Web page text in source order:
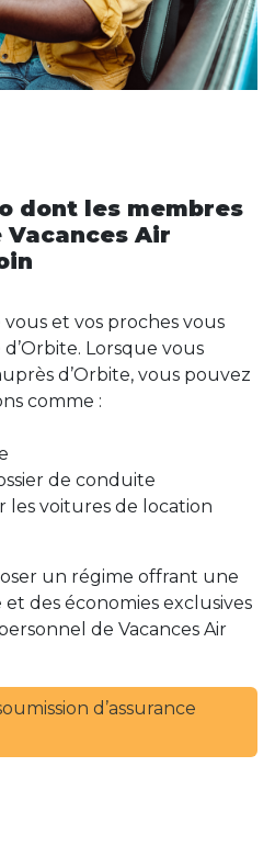
dont les membres
Air
et vos proches vous
Lorsque vous
d’Orbite, vous pouvez
comme :
de conduite
les voitures de location
un régime offrant une
des économies exclusives
de Vacances Air
d’assurance